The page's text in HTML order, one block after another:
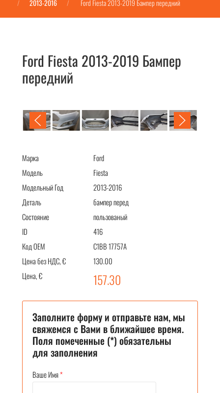
2013-2016
Ford Fiesta 2013-2019 Бампер передний
Ford Fiesta 2013-2019 Бампер
передний
Марка
Ford
Модель
Fiesta
Модельный Год
2013-2016
Деталь
бампер перед
Состояние
пользованый
ID
416
Код OEM
C1BB 17757A
Цена без НДС, €
130.00
Цена, €
157.30
Заполните форму и отправьте нам, мы
свяжемся с Вами в ближайшее время.
Поля помеченные (*) обязательны
для заполнения
Ваше Имя*